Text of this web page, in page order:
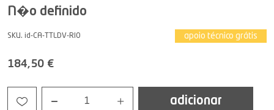
N�o definido
SKU. id-CA-TTLDV-RIO apoio técnico grátis
184,50 €
1 adicionar